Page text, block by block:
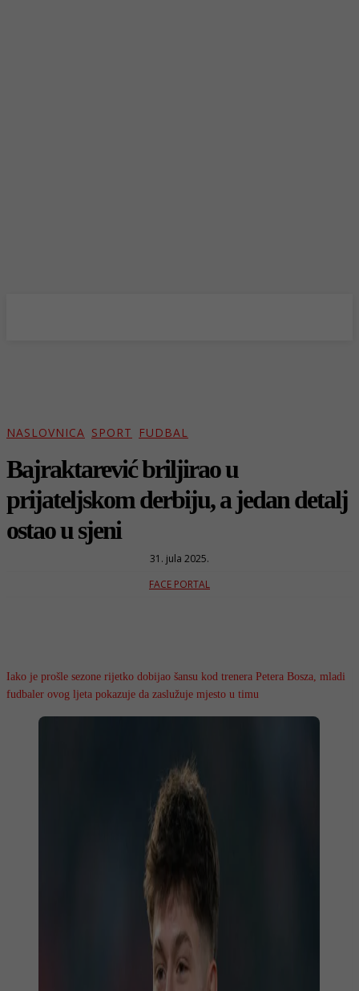
NASLOVNICA SPORT FUDBAL
Bajraktarević briljirao u
prijateljskom derbiju, a jedan detalj
ostao u sjeni
31. jula 2025.
FACE PORTAL
Iako je prošle sezone rijetko dobijao šansu kod trenera Petera Bosza, mladi
fudbaler ovog ljeta pokazuje da zaslužuje mjesto u timu